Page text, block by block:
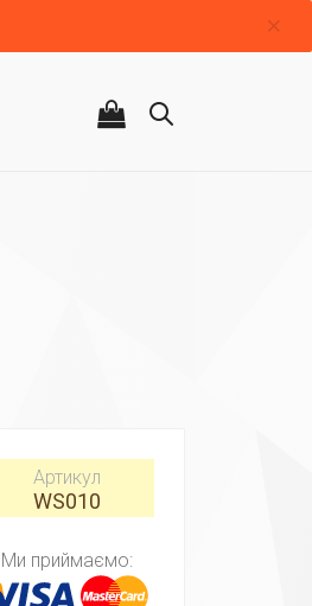
Артикул
WS010
Ми приймаємо: